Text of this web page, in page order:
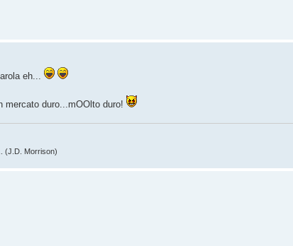
eh...
mercato duro...mOOlto duro!
(J.D. Morrison)